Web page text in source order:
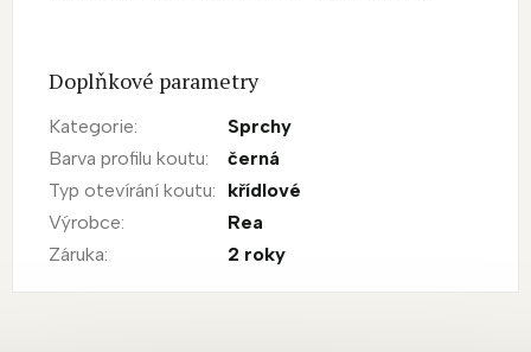
Doplňkové parametry
Kategorie:
Sprchy
Barva profilu koutu:
černá
Typ otevírání koutu:
křídlové
Výrobce:
Rea
Záruka: 2 roky